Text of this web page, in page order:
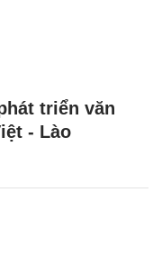
triển văn
- Lào